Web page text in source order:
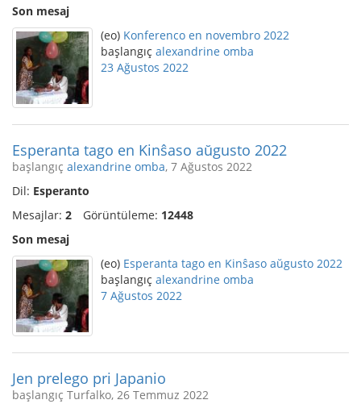
Son mesaj
(eo) Konferenco en novembro 2022
başlangıç alexandrine omba
23 Ağustos 2022
Esperanta tago en Kinŝaso aŭgusto 2022
başlangıç alexandrine omba, 7 Ağustos 2022
Dil: Esperanto
Mesajlar: 2 Görüntüleme: 12448
Son mesaj
(eo) Esperanta tago en Kinŝaso aŭgusto 2022
başlangıç alexandrine omba
7 Ağustos 2022
Jen prelego pri Japanio
başlangıç Turfalko, 26 Temmuz 2022